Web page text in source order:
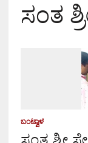
ಸಂತ
ಬಂಟ್ವಾಳ